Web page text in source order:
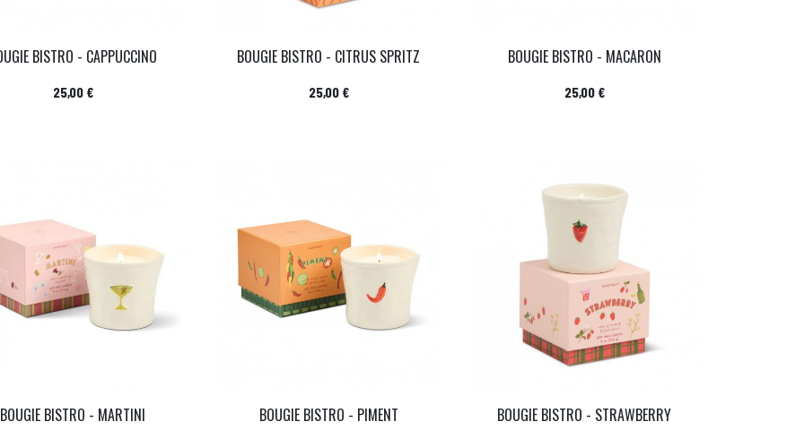
BISTRO - CAPPUCCINO
Prix
25,00 €
BOUGIE BISTRO - CITRUS SPRITZ
Prix
25,00 €
BOUGIE BISTRO - MACARON
Prix
25,00 €
BOUGIE BISTRO - MARTINI BOUGIE BISTRO - PIMENT BOUGIE BISTRO - STRAWBERRY